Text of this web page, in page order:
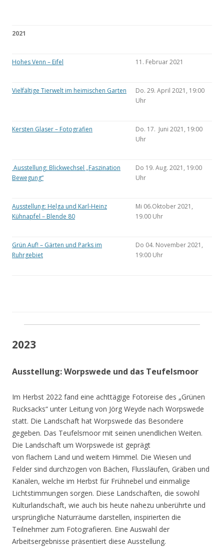
2021
Hohes Venn – Eifel 11. Februar 2021
Vielfältige Tierwelt im heimischen Garten
Do. 29. April 2021, 19:00
Uhr
Kersten Glaser – Fotografien
Do. 17. Juni 2021, 19:00
Uhr
Ausstellung: Blickwechsel „Faszination
Bewegung“
Do 19. Aug. 2021, 19:00
Uhr
Ausstellung: Helga und Karl-Heinz
Kühnapfel – Blende 80
Mi 06.Oktober 2021,
19.00 Uhr
Grün Auf! – Gärten und Parks im
Ruhrgebiet
Do 04. November 2021,
19:00 Uhr
2023
Ausstellung: Worpswede und das Teufelsmoor
Im Herbst 2022 fand eine achttägige Fotoreise des „Grünen
Rucksacks“ unter Leitung von Jörg Weyde nach Worpswede
statt. Die Landschaft hat Worpswede das Besondere
gegeben. Das Teufelsmoor mit seinen unendlichen Weiten.
Die Landschaft um Worpswede ist geprägt
von flachem Land und weitem Himmel. Die Wiesen und
Felder sind durchzogen von Bächen, Flussläufen, Gräben und
Kanälen, welche im Herbst für Frühnebel und einmalige
Lichtstimmungen sorgen. Diese Landschaften, die sowohl
Kulturlandschaft, wie auch bis heute nahezu unberührte und
ursprüngliche Naturräume darstellen, inspirierten die
Teilnehmer zum Fotografieren. Eine Auswahl der
Arbeitsergebnisse präsentiert diese Ausstellung.